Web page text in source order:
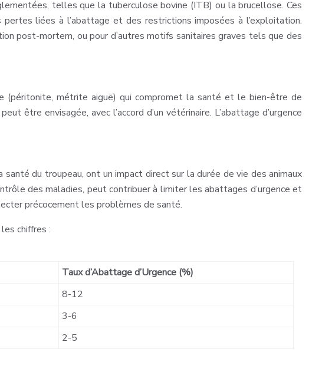
telles que la tuberculose bovine (ITB) ou la brucellose. Ces
liées à l’abattage et des restrictions imposées à l’exploitation.
post-mortem, ou pour d’autres motifs sanitaires graves tels que des
(péritonite, métrite aiguë) qui compromet la santé et le bien-être de
être envisagée, avec l’accord d’un vétérinaire. L’abattage d’urgence
du troupeau, ont un impact direct sur la durée de vie des animaux
des maladies, peut contribuer à limiter les abattages d’urgence et
précocement les problèmes de santé.
chiffres :
Taux d’Abattage d’Urgence (%)
8-12
3-6
2-5